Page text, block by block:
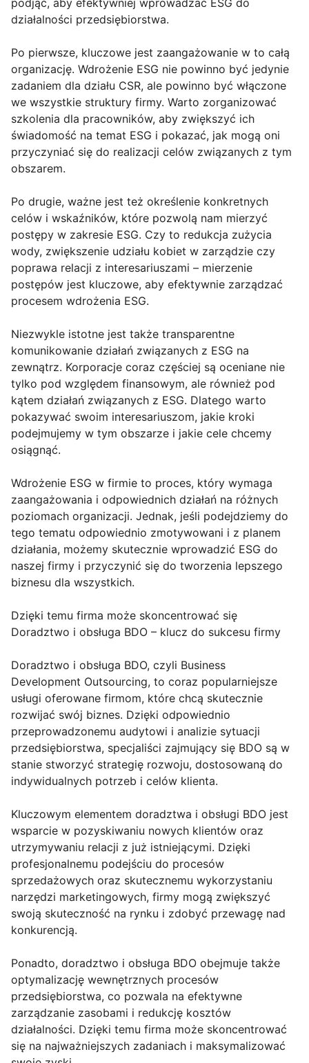
podjąć, aby efektywniej wprowadzać ESG do
działalności przedsiębiorstwa.
Po pierwsze, kluczowe jest zaangażowanie w to całą
organizację. Wdrożenie ESG nie powinno być jedynie
zadaniem dla działu CSR, ale powinno być włączone
we wszystkie struktury firmy. Warto zorganizować
szkolenia dla pracowników, aby zwiększyć ich
świadomość na temat ESG i pokazać, jak mogą oni
przyczyniać się do realizacji celów związanych z tym
obszarem.
Po drugie, ważne jest też określenie konkretnych
celów i wskaźników, które pozwolą nam mierzyć
postępy w zakresie ESG. Czy to redukcja zużycia
wody, zwiększenie udziału kobiet w zarządzie czy
poprawa relacji z interesariuszami – mierzenie
postępów jest kluczowe, aby efektywnie zarządzać
procesem wdrożenia ESG.
Niezwykle istotne jest także transparentne
komunikowanie działań związanych z ESG na
zewnątrz. Korporacje coraz częściej są oceniane nie
tylko pod względem finansowym, ale również pod
kątem działań związanych z ESG. Dlatego warto
pokazywać swoim interesariuszom, jakie kroki
podejmujemy w tym obszarze i jakie cele chcemy
osiągnąć.
Wdrożenie ESG w firmie to proces, który wymaga
zaangażowania i odpowiednich działań na różnych
poziomach organizacji. Jednak, jeśli podejdziemy do
tego tematu odpowiednio zmotywowani i z planem
działania, możemy skutecznie wprowadzić ESG do
naszej firmy i przyczynić się do tworzenia lepszego
biznesu dla wszystkich.
Dzięki temu firma może skoncentrować się
Doradztwo i obsługa BDO – klucz do sukcesu firmy
Doradztwo i obsługa BDO, czyli Business
Development Outsourcing, to coraz popularniejsze
usługi oferowane firmom, które chcą skutecznie
rozwijać swój biznes. Dzięki odpowiednio
przeprowadzonemu audytowi i analizie sytuacji
przedsiębiorstwa, specjaliści zajmujący się BDO są w
stanie stworzyć strategię rozwoju, dostosowaną do
indywidualnych potrzeb i celów klienta.
Kluczowym elementem doradztwa i obsługi BDO jest
wsparcie w pozyskiwaniu nowych klientów oraz
utrzymywaniu relacji z już istniejącymi. Dzięki
profesjonalnemu podejściu do procesów
sprzedażowych oraz skutecznemu wykorzystaniu
narzędzi marketingowych, firmy mogą zwiększyć
swoją skuteczność na rynku i zdobyć przewagę nad
konkurencją.
Ponadto, doradztwo i obsługa BDO obejmuje także
optymalizację wewnętrznych procesów
przedsiębiorstwa, co pozwala na efektywne
zarządzanie zasobami i redukcję kosztów
działalności. Dzięki temu firma może skoncentrować
się na najważniejszych zadaniach i maksymalizować